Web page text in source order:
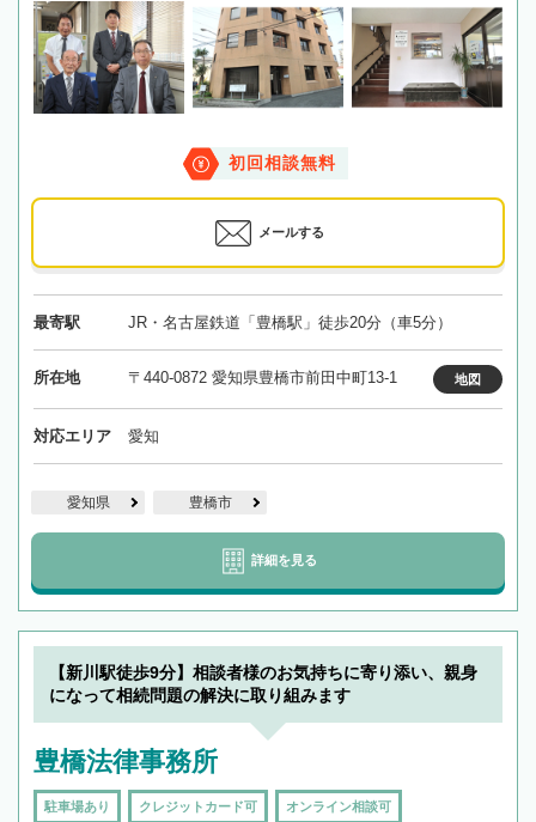
初回相談無料
メールする
最寄駅 JR・名古屋鉄道「豊橋駅」徒歩20分（車5分）
所在地 〒440-0872 愛知県豊橋市前田中町13-1 地図
対応エリア 愛知
愛知県 豊橋市
詳細を見る
【新川駅徒歩9分】相談者様のお気持ちに寄り添い、親身
になって相続問題の解決に取り組みます
豊橋法律事務所
駐車場あり クレジットカード可 オンライン相談可